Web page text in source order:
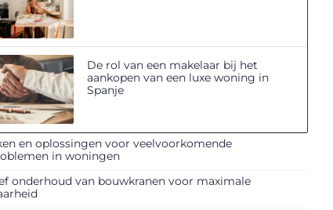
De rol van een makelaar bij het
aankopen van een luxe woning in
Spanje
en oplossingen voor veelvoorkomende
in woningen
onderhoud van bouwkranen voor maximale